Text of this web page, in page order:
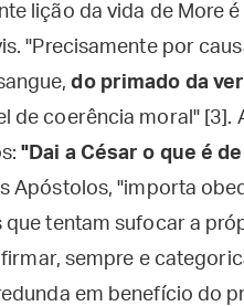
lição da vida de More
"Precisamente por
do primado da
de coerência moral" [3].
"Dai a César o que é
Apóstolos, "importa
que tentam sufocar a
sempre e
em benefício do